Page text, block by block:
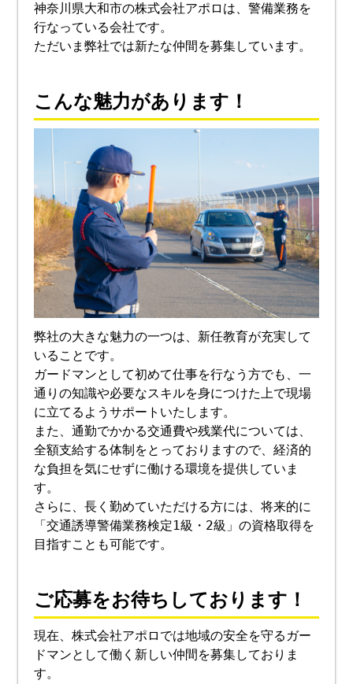
神奈川県大和市の株式会社アポロは、警備業務を
行なっている会社です。
ただいま弊社では新たな仲間を募集しています。
こんな魅力があります！
弊社の大きな魅力の一つは、新任教育が充実して
いることです。
ガードマンとして初めて仕事を行なう方でも、一
通りの知識や必要なスキルを身につけた上で現場
に立てるようサポートいたします。
また、通勤でかかる交通費や残業代については、
全額支給する体制をとっておりますので、経済的
な負担を気にせずに働ける環境を提供していま
す。
さらに、長く勤めていただける方には、将来的に
「交通誘導警備業務検定1級・2級」の資格取得を
目指すことも可能です。
ご応募をお待ちしております！
現在、株式会社アポロでは地域の安全を守るガー
ドマンとして働く新しい仲間を募集しておりま
す。